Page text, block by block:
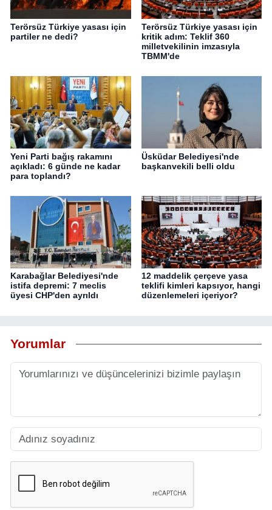
Terörsüz Türkiye yasası için
partiler ne dedi?
Terörsüz Türkiye yasası için
kritik adım: Teklif 360
milletvekilinin imzasıyla
TBMM'de
Yeni Parti bağış rakamını
açıkladı: 6 günde ne kadar
para toplandı?
Üsküdar Belediyesi'nde
başkanvekili belli oldu
Karabağlar Belediyesi'nde
istifa depremi: 7 meclis
üyesi CHP'den ayrıldı
12 maddelik çerçeve yasa
teklifi kimleri kapsıyor, hangi
düzenlemeleri içeriyor?
Yorumlar